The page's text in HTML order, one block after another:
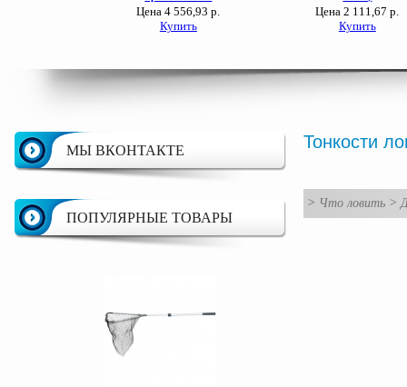
МЫ ВКОНТАКТЕ
ПОПУЛЯРНЫЕ ТОВАРЫ
Тонкости
> Что ловить >